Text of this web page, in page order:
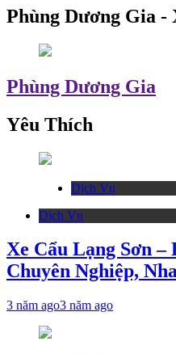
Phùng Dương Gia -
Phùng Dương Gia
Yêu Thích
Dịch Vụ
Dịch Vụ
Xe Cẩu Lạng Sơn –
Chuyên Nghiệp,
3 năm ago3 năm ago